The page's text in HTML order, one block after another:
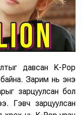
давсан K-Pop
Зарим нь энэ
зарцуулсан бол
Гэвч зарцуулсан